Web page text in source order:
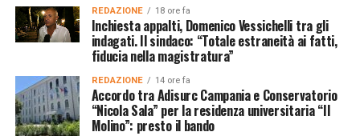
REDAZIONE 18 ore fa
Inchiesta appalti, Domenico Vessichelli tra gli
indagati. Il sindaco: “Totale estraneità ai fatti,
fiducia nella magistratura”
REDAZIONE 14 ore fa
Accordo tra Adisurc Campania e Conservatorio
“Nicola Sala” per la residenza universitaria “Il
Molino”: presto il bando